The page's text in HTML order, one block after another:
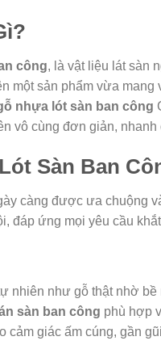
công, là vật liệu lát sàn
một sản phẩm vừa
nhựa lót sàn ban công
vô cùng đơn giản,
Sàn Ban
càng được ưa chuộng
ứng mọi yêu cầu
nhiên như gỗ thật nhờ
sàn ban công phù hợp
cảm giác ấm cúng, gần